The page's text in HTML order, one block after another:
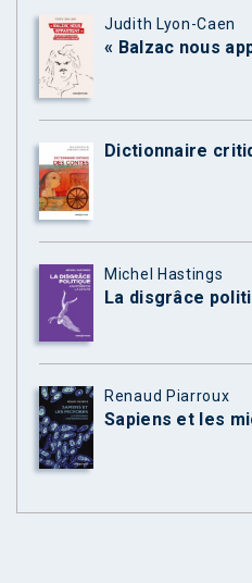
Judith Lyon-Caen
« Balzac nous
Dictionnaire
Michel Hastings
La disgrâce
Renaud Piarroux
Sapiens et les